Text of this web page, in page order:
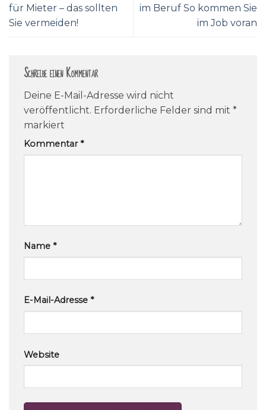
für Mieter – das sollten
Sie vermeiden!
im Beruf So kommen Sie
im Job voran
Schreibe einen Kommentar
Deine E-Mail-Adresse wird nicht
veröffentlicht. Erforderliche Felder sind mit *
markiert
Kommentar*
Name *
E-Mail-Adresse *
Website